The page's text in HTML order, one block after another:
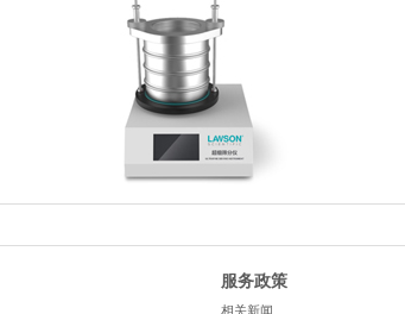
服务政策
相关新闻